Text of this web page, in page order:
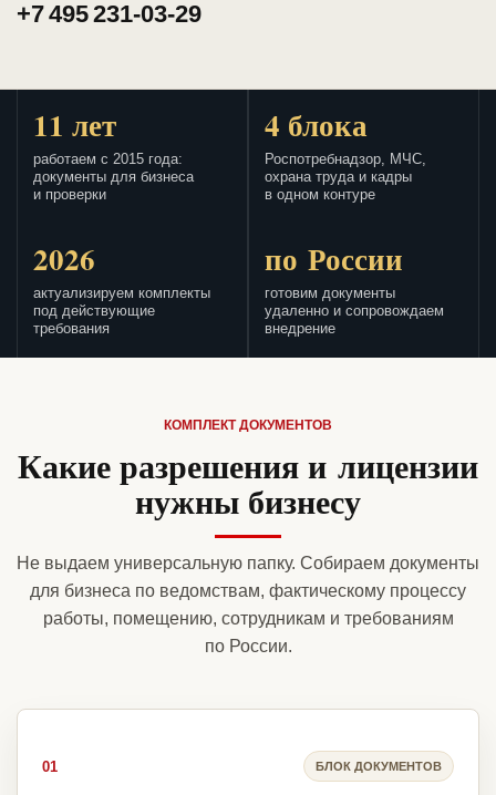
+7 495 231-03-29
11 лет
работаем с 2015 года:
документы для бизнеса
и проверки
4 блока
Роспотребнадзор, МЧС,
охрана труда и кадры
в одном контуре
2026
актуализируем комплекты
под действующие
требования
по России
готовим документы
удаленно и сопровождаем
внедрение
КОМПЛЕКТ ДОКУМЕНТОВ
Какие разрешения и лицензии
нужны бизнесу
Не выдаем универсальную папку. Собираем документы
для бизнеса по ведомствам, фактическому процессу
работы, помещению, сотрудникам и требованиям
по России.
01 БЛОК ДОКУМЕНТОВ